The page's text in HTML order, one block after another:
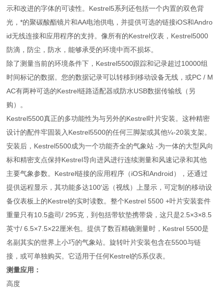
示和改进的字体的可读性。Kestrel5系列还包括一个内置的双色背
光，*的聚碳酸酯镜片和AA电池供电，并提供可选的链接iOS和Andro
id无线连接和应用程序的支持。像所有的Kestrel仪表，Kestrel5000
防滴，防尘，防水，能够承受的环境中而不损坏。
除了测量当前的环境条件下，Kestrel5500跟踪和记录超过10000组
时间标记的数据。您的数据记录可以转移到移动设备无线，或PC / M
AC有两种可选的Kestrel链路适配器或防水USB数据传输线（另
购）。
Kestrel5500真正的多功能性为与另外的Kestrel叶片安装。这种精密
设计的配件牢固装入Kestrel5500的任何三脚架或其他¼-20装支架。
安装后，Kestrel5500成为一个功能齐全的气象站 -为一体的大型风向
标和精密支点保持Kestrel导向进风进行连续测量和风速记录和其他
主要气象参数。Kestrel链接的应用程序（iOS和Android），还通过
提供远程显示，其功能多达100′远（视线）上显示，可定制的移动设
备仪表板上的Kestrel的实时读数。整个Kestrel 5500 +叶片安装套件
重量只有10.5盎司/ 295克，到包括带软垫携带袋，这只是2.5×3×8.5
英寸/ 6.5×7.5×22厘米包。提供了数百精确测量时，Kestrel 5500是
名副其实的世界上小巧的气象站。旋转叶片安装包含在5500与链
接，或可单独购买。它适用于任何Kestrel的5系仪表。
测量应用：
高度